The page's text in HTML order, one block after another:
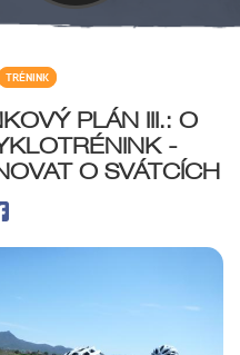
TRÉNINK
PLÁN III.: O
-
O SVÁTCÍCH